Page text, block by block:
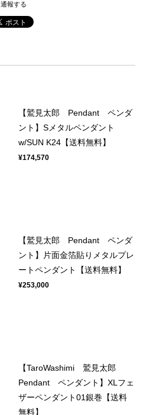
通報する
【鷲見太郎 Pendant ペンダ
ント】Sメタルペンダント
w/SUN K24【送料無料】
¥174,570
【鷲見太郎 Pendant ペンダ
ント】片面金箔貼りメタルプレ
ートペンダント【送料無料】
¥253,000
【TaroWashimi 鷲見太郎
Pendant ペンダント】XLフェ
ザーペンダント01銀巻【送料
無料】